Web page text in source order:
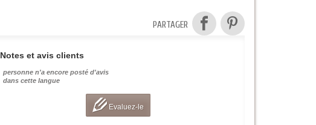
PARTAGER
Notes et avis clients
personne n'a encore posté d'avis
dans cette langue
Evaluez-le